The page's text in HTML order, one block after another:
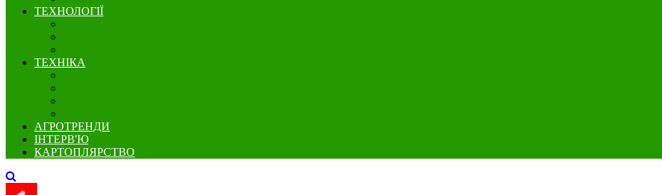
ТЕХНОЛОГІЇ
ТЕХНІКА
АГРОТРЕНДИ
ІНТЕРВ'Ю
КАРТОПЛЯРСТВО